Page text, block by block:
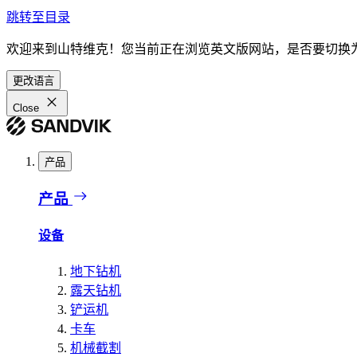
跳转至目录
欢迎来到山特维克！您当前正在浏览英文版网站，是否要切换
更改语言
Close
产品
产品
设备
地下钻机
露天钻机
铲运机
卡车
机械截割